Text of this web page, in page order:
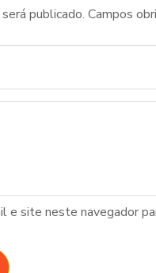
publicado. Campos
e site neste navegador